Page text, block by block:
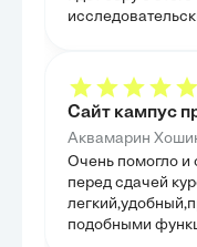
областях.
Сайт кампус
Аквамарин
Очень помогло и
перед сдачей
подобными